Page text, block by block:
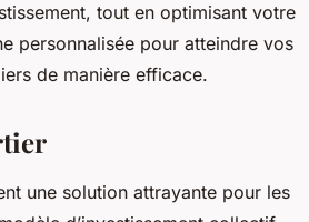
tout en optimisant votre
personnalisée pour atteindre vos
de manière efficace.
une solution attrayante pour les